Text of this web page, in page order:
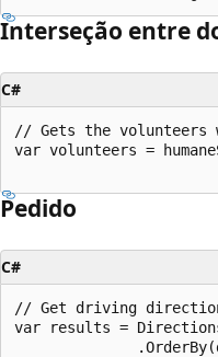
Interseção entre
C#
// Gets the volunteers
var volunteers =
Pedido
C#
// Get driving
var results =